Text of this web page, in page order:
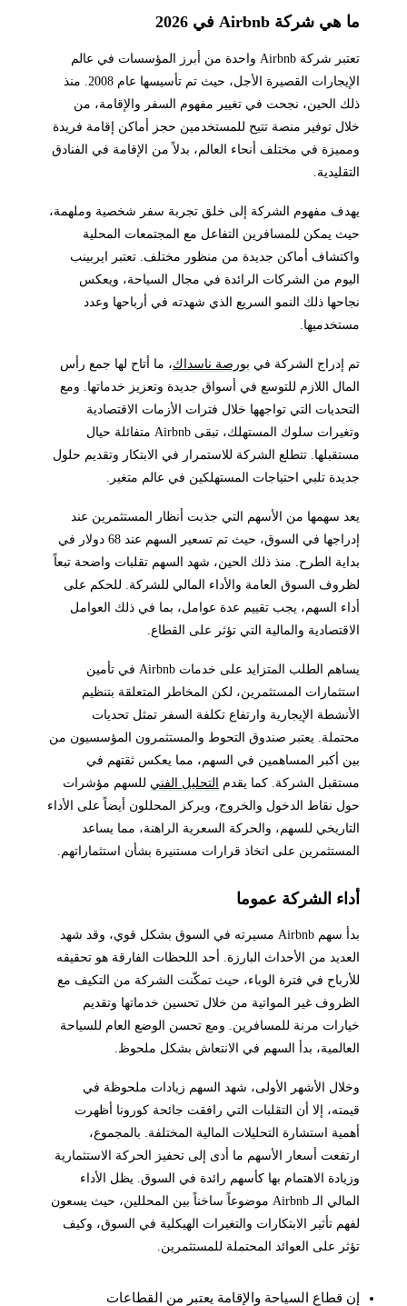
ما هي شركة Airbnb في 2026
تعتبر شركة Airbnb واحدة من أبرز المؤسسات في عالم
الإيجارات القصيرة الأجل، حيث تم تأسيسها عام 2008. منذ
ذلك الحين، نجحت في تغيير مفهوم السفر والإقامة، من
خلال توفير منصة تتيح للمستخدمين حجز أماكن إقامة فريدة
ومميزة في مختلف أنحاء العالم، بدلاً من الإقامة في الفنادق
التقليدية.
يهدف مفهوم الشركة إلى خلق تجربة سفر شخصية وملهمة،
حيث يمكن للمسافرين التفاعل مع المجتمعات المحلية
واكتشاف أماكن جديدة من منظور مختلف. تعتبر ايربينب
اليوم من الشركات الرائدة في مجال السياحة، ويعكس
نجاحها ذلك النمو السريع الذي شهدته في أرباحها وعدد
مستخدميها.
تم إدراج الشركة في بورصة ناسداك، ما أتاح لها جمع رأس
المال اللازم للتوسع في أسواق جديدة وتعزيز خدماتها. ومع
التحديات التي تواجهها خلال فترات الأزمات الاقتصادية
وتغيرات سلوك المستهلك، تبقى Airbnb متفائلة حيال
مستقبلها. تتطلع الشركة للاستمرار في الابتكار وتقديم حلول
جديدة تلبي احتياجات المستهلكين في عالم متغير.
يعد سهمها من الأسهم التي جذبت أنظار المستثمرين عند
إدراجها في السوق، حيث تم تسعير السهم عند 68 دولار في
بداية الطرح. منذ ذلك الحين، شهد السهم تقلبات واضحة تبعاً
لظروف السوق العامة والأداء المالي للشركة. للحكم على
أداء السهم، يجب تقييم عدة عوامل، بما في ذلك العوامل
الاقتصادية والمالية التي تؤثر على القطاع.
يساهم الطلب المتزايد على خدمات Airbnb في تأمين
استثمارات المستثمرين، لكن المخاطر المتعلقة بتنظيم
الأنشطة الإيجارية وارتفاع تكلفة السفر تمثل تحديات
محتملة. يعتبر صندوق التحوط والمستثمرون المؤسسيون من
بين أكبر المساهمين في السهم، مما يعكس ثقتهم في
مستقبل الشركة. كما يقدم التحليل الفني للسهم مؤشرات
حول نقاط الدخول والخروج، ويركز المحللون أيضاً على الأداء
التاريخي للسهم، والحركة السعرية الراهنة، مما يساعد
المستثمرين على اتخاذ قرارات مستنيرة بشأن استثماراتهم.
أداء الشركة عموما
بدأ سهم Airbnb مسيرته في السوق بشكل قوي، وقد شهد
العديد من الأحداث البارزة. أحد اللحظات الفارقة هو تحقيقه
للأرباح في فترة الوباء، حيث تمكّنت الشركة من التكيف مع
الظروف غير المواتية من خلال تحسين خدماتها وتقديم
خيارات مرنة للمسافرين. ومع تحسن الوضع العام للسياحة
العالمية، بدأ السهم في الانتعاش بشكل ملحوظ.
وخلال الأشهر الأولى، شهد السهم زيادات ملحوظة في
قيمته، إلا أن التقلبات التي رافقت جائحة كورونا أظهرت
أهمية استشارة التحليلات المالية المختلفة. بالمجموع،
ارتفعت أسعار الأسهم ما أدى إلى تحفيز الحركة الاستثمارية
وزيادة الاهتمام بها كأسهم رائدة في السوق. يظل الأداء
المالي الـ Airbnb موضوعاً ساخناً بين المحللين، حيث يسعون
لفهم تأثير الابتكارات والتغيرات الهيكلية في السوق، وكيف
تؤثر على العوائد المحتملة للمستثمرين.
إن قطاع السياحة والإقامة يعتبر من القطاعات